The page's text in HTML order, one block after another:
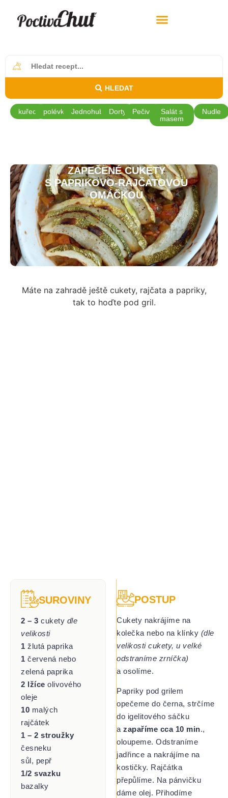
HLEDAT
kuřecí polévky JednohubkyDorty Pečivo
Salát s
masem
Nudle
ZAPEČENÉ CUKETY
S PAPRIKOVO-RAJČATOVOU
OMÁČKOU
Máte na zahradě ještě cukety, rajčata a papriky,
tak to hoďte pod gril.
SUROVINY
2 – 3 cukety dle
velikosti
1 žlutá paprika
1 červená nebo
zelená paprika
2 lžíce olivového
oleje
10 malých
rajčátek
1 – 2 stroužky
česneku
sůl, pepř
1/2 svazku
bazalky
POSTUP
Cukety nakrájíme na
kolečka nebo na klínky (dle
velikosti cukety, u velké
odstraníme zrníčka)
a osolíme.
Papriky pod grilem
opečeme do černa, strčíme
do igelitového sáčku
azapaříme cca 10 min.,
oloupeme. Odstraníme
jadřince a nakrájíme na
kostičky. Rajčátka
přepůlíme. Na pánvičku
dáme olej. Přihodíme